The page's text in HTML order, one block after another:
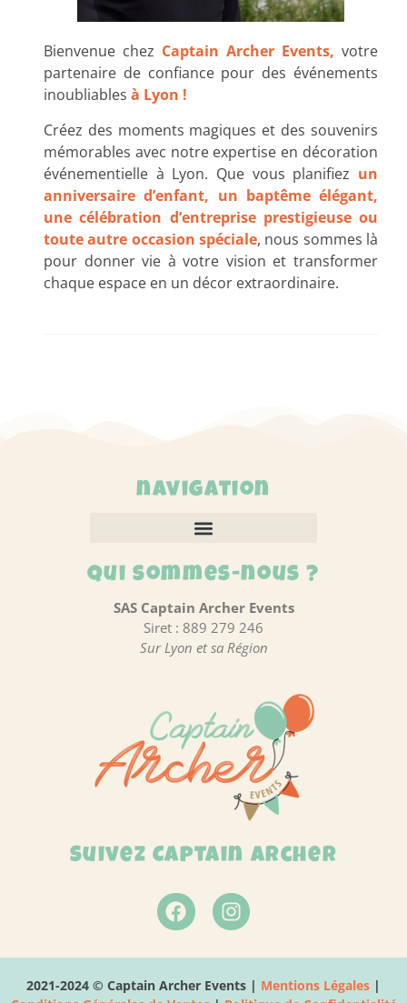
Bienvenue chez Captain Archer Events, votre
partenaire de confiance pour des événements
inoubliables à Lyon !
Créez des moments magiques et des souvenirs
mémorables avec notre expertise en décoration
événementielle à Lyon. Que vous planifiez un
anniversaire d’enfant, un baptême élégant,
une célébration d’entreprise prestigieuse ou
toute autre occasion spéciale, nous sommes là
pour donner vie à votre vision et transformer
chaque espace en un décor extraordinaire.
navigation
Qui sommes-nous ?
SAS Captain Archer Events
Siret : 889 279 246
Sur Lyon et sa Région
Suivez Captain Archer
2021-2024 © Captain Archer Events | Mentions Légales |